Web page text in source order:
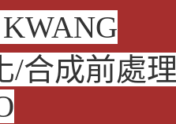
/合成前處